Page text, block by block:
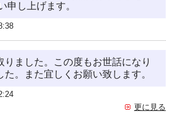
申し上げます。
りました。この度もお世話になり
。また宜しくお願い致します。
更に見る